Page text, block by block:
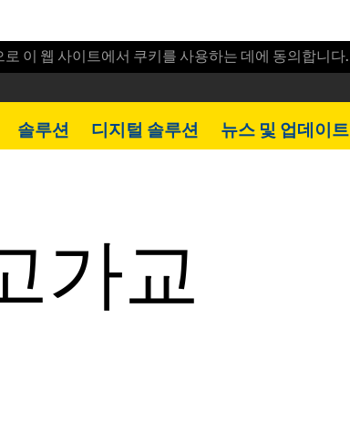
이 웹 사이트에서 쿠키를 사용하는 데에 동의합니다.
솔루션 디지털 솔루션 뉴스 및 업데이트
가교